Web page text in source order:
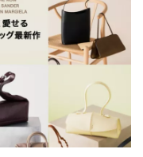
受注生産